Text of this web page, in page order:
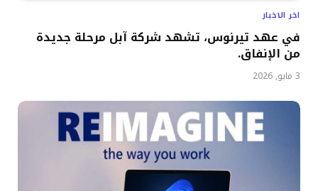
اخر الاخبار
في عهد تيرنوس، تشهد شركة آبل مرحلة جديدة
من الإنفاق.
3 مايو, 2026